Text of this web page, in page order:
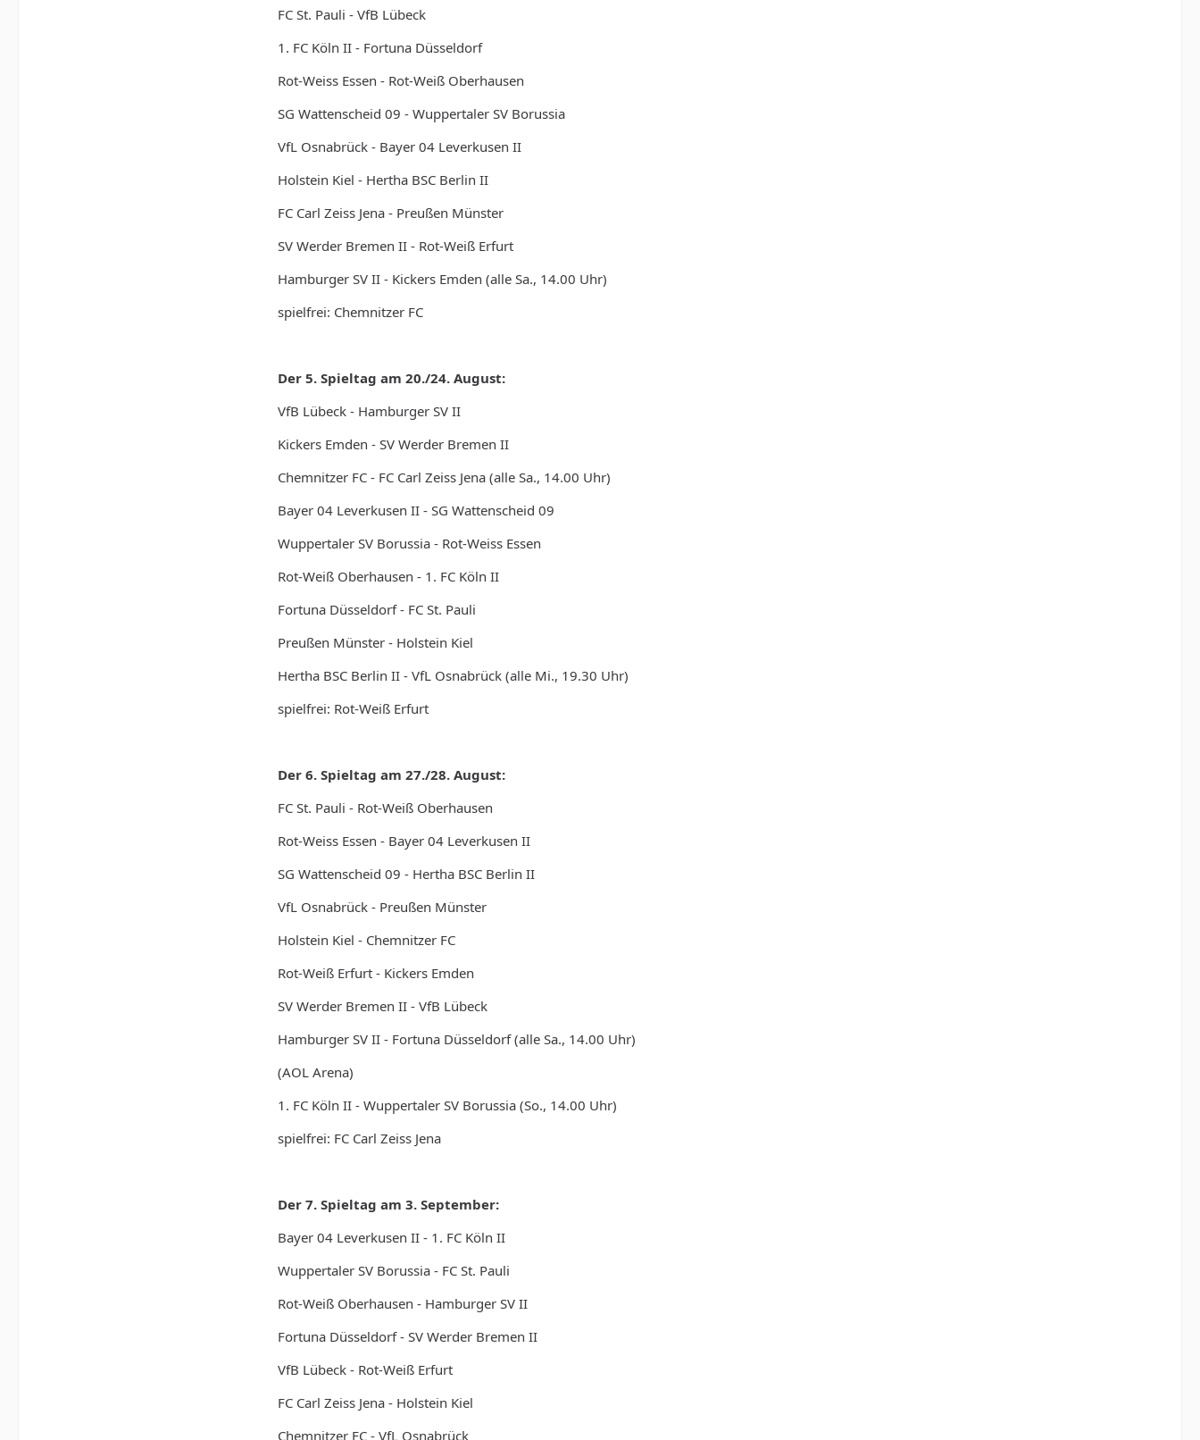
FC St. Pauli - VfB Lübeck
1. FC Köln II - Fortuna Düsseldorf
Rot-Weiss Essen - Rot-Weiß Oberhausen
SG Wattenscheid 09 - Wuppertaler SV Borussia
VfL Osnabrück - Bayer 04 Leverkusen II
Holstein Kiel - Hertha BSC Berlin II
FC Carl Zeiss Jena - Preußen Münster
SV Werder Bremen II - Rot-Weiß Erfurt
Hamburger SV II - Kickers Emden (alle Sa., 14.00 Uhr)
spielfrei: Chemnitzer FC
Der 5. Spieltag am 20./24. August:
VfB Lübeck - Hamburger SV II
Kickers Emden - SV Werder Bremen II
Chemnitzer FC - FC Carl Zeiss Jena (alle Sa., 14.00 Uhr)
Bayer 04 Leverkusen II - SG Wattenscheid 09
Wuppertaler SV Borussia - Rot-Weiss Essen
Rot-Weiß Oberhausen - 1. FC Köln II
Fortuna Düsseldorf - FC St. Pauli
Preußen Münster - Holstein Kiel
Hertha BSC Berlin II - VfL Osnabrück (alle Mi., 19.30 Uhr)
spielfrei: Rot-Weiß Erfurt
Der 6. Spieltag am 27./28. August:
FC St. Pauli - Rot-Weiß Oberhausen
Rot-Weiss Essen - Bayer 04 Leverkusen II
SG Wattenscheid 09 - Hertha BSC Berlin II
VfL Osnabrück - Preußen Münster
Holstein Kiel - Chemnitzer FC
Rot-Weiß Erfurt - Kickers Emden
SV Werder Bremen II - VfB Lübeck
Hamburger SV II - Fortuna Düsseldorf (alle Sa., 14.00 Uhr)
(AOL Arena)
1. FC Köln II - Wuppertaler SV Borussia (So., 14.00 Uhr)
spielfrei: FC Carl Zeiss Jena
Der 7. Spieltag am 3. September:
Bayer 04 Leverkusen II - 1. FC Köln II
Wuppertaler SV Borussia - FC St. Pauli
Rot-Weiß Oberhausen - Hamburger SV II
Fortuna Düsseldorf - SV Werder Bremen II
VfB Lübeck - Rot-Weiß Erfurt
FC Carl Zeiss Jena - Holstein Kiel
Chemnitzer FC - VfL Osnabrück